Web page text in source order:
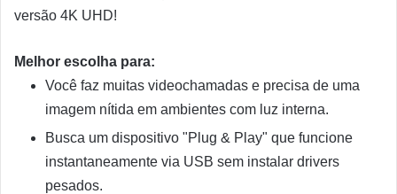
versão 4K UHD!
Melhor escolha para:
Você faz muitas videochamadas e precisa de uma
imagem nítida em ambientes com luz interna.
Busca um dispositivo "Plug & Play" que funcione
instantaneamente via USB sem instalar drivers
pesados.